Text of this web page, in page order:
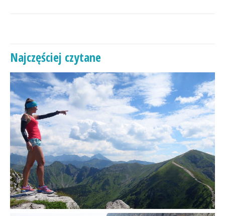
Najczęściej czytane